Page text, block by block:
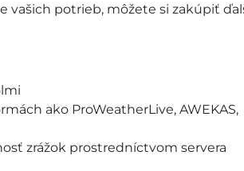
vašich potrieb, môžete si zakúpiť
ako ProWeatherLive, AWEKAS,
zrážok prostredníctvom servera